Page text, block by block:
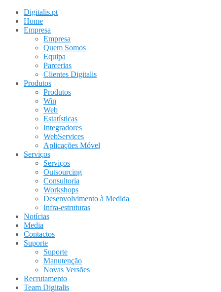
Digitalis.pt
Home
Empresa
Empresa
Quem Somos
Equipa
Parcerias
Clientes Digitalis
Produtos
Produtos
Win
Web
Estatísticas
Integradores
WebServices
Aplicações Móvel
Serviços
Serviços
Outsourcing
Consultoria
Workshops
Desenvolvimento à Medida
Infra-estruturas
Notícias
Media
Contactos
Suporte
Suporte
Manutenção
Novas Versões
Recrutamento
Team Digitalis